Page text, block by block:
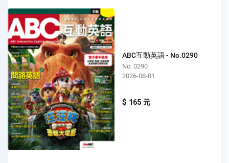
ABC互動英語 - No.0290
No. 0290
2026-08-01
$ 165 元